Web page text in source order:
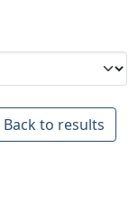
Back to results